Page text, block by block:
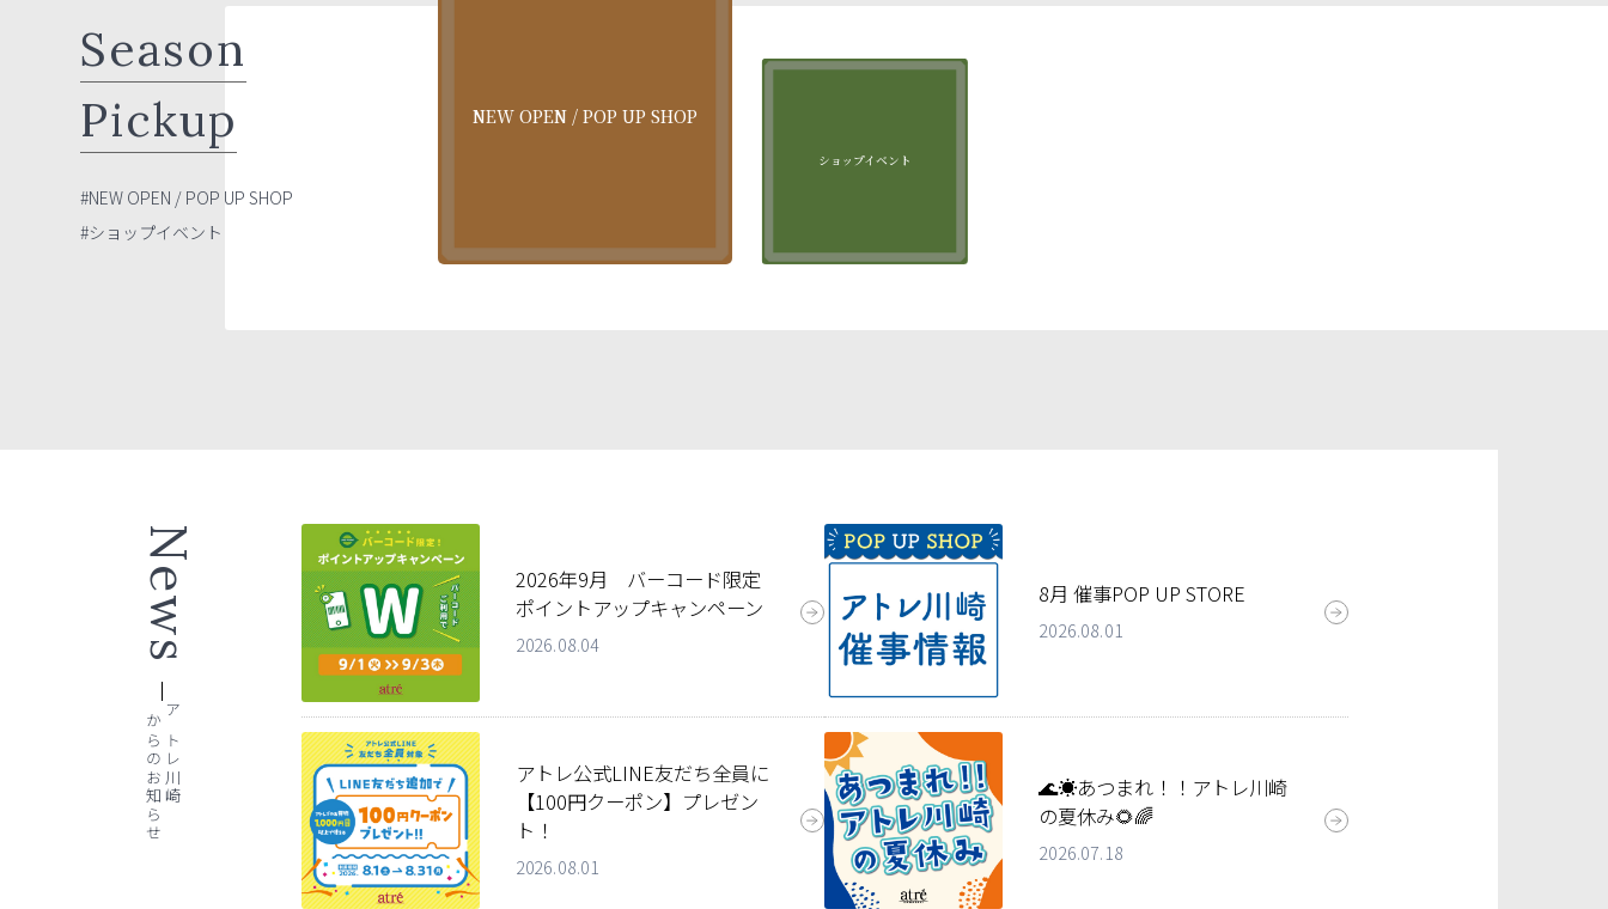
Season
Pickup
#NEW OPEN / POP UP SHOP
#ショップイベント
NEW OPEN / POP UP SHOP
ショップイベント
News
アトレ川崎
からのお知らせ
2026年9月 バーコード限定
ポイントアップキャンペーン
2026.08.04
8月 催事POP UP STORE
2026.08.01
アトレ公式LINE友だち全員に
【100円クーポン】プレゼン
ト！
2026.08.01
🌊☀️あつまれ！！アトレ川崎
の夏休み🌻🌈
2026.07.18